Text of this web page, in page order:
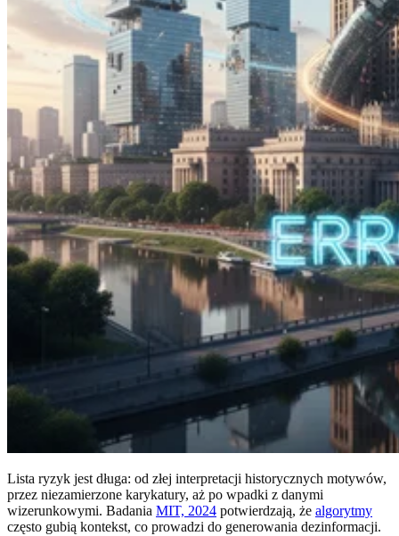
Lista ryzyk jest długa: od złej interpretacji historycznych motywów,
przez niezamierzone karykatury, aż po wpadki z danymi
wizerunkowymi. Badania MIT, 2024 potwierdzają, że algorytmy
często gubią kontekst, co prowadzi do generowania dezinformacji.